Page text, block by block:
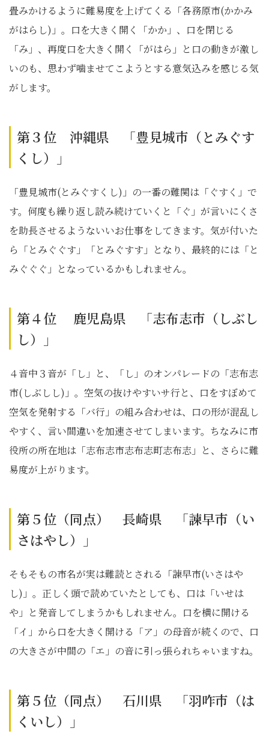
畳みかけるように難易度を上げてくる「各務原市(かかみ
がはらし)」。口を大きく開く「かか」、口を閉じる
「み」、再度口を大きく開く「がはら」と口の動きが激し
いのも、思わず噛ませてこようとする意気込みを感じる気
がします。
第３位 沖縄県 「豊見城市（とみぐす
くし）」
「豊見城市(とみぐすくし)」の一番の難関は「ぐすく」で
す。何度も繰り返し読み続けていくと「ぐ」が言いにくさ
を助長させるようないいお仕事をしてきます。気が付いた
ら「とみぐぐす」「とみぐすす」となり、最終的には「と
みぐぐぐ」となっているかもしれません。
第４位 鹿児島県 「志布志市（しぶし
し）」
４音中３音が「し」と、「し」のオンパレードの「志布志
市(しぶしし)」。空気の抜けやすいサ行と、口をすぼめて
空気を発射する「バ行」の組み合わせは、口の形が混乱し
やすく、言い間違いを加速させてしまいます。ちなみに市
役所の所在地は「志布志市志布志町志布志」と、さらに難
易度が上がります。
第５位（同点） 長崎県 「諫早市（い
さはやし）」
そもそもの市名が実は難読とされる「諫早市(いさはや
し)」。正しく頭で読めていたとしても、口は「いせは
や」と発音してしまうかもしれません。口を横に開ける
「イ」から口を大きく開ける「ア」の母音が続くので、口
の大きさが中間の「エ」の音に引っ張られちゃいますね。
第５位（同点） 石川県 「羽咋市（は
くいし）」